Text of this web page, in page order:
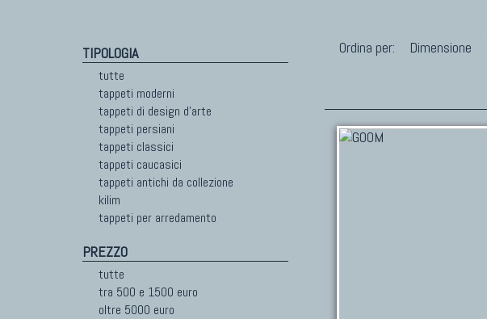
TIPOLOGIA
tutte
tappeti moderni
tappeti di design d'arte
tappeti persiani
tappeti classici
tappeti caucasici
tappeti antichi da collezione
kilim
tappeti per arredamento
PREZZO
tutte
tra 500 e 1500 euro
oltre 5000 euro
Ordina per: Dimensione